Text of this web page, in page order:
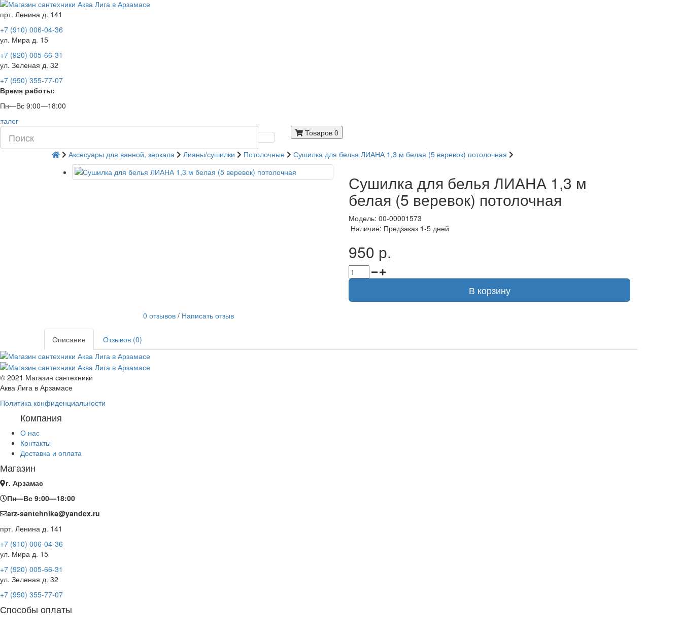
прт. Ленина д. 141
+7 (910) 006-04-36
ул. Мира д. 15
+7 (920) 005-66-31
ул. Зеленая д. 32
+7 (950) 355-77-07
Время работы:
Пн—Вс 9:00—18:00
Товаров 0
Аксесуары для ванной, зеркала Лианы/сушилки Потолочные Сушилка для белья ЛИАНА 1,3 м белая (5 веревок) потолочная
Сушилка для белья ЛИАНА 1,3 м
белая (5 веревок) потолочная
Модель: 00-00001573
Наличие: Предзаказ 1-5 дней
950 р.
В корзину
0 отзывов / Написать отзыв
Описание Отзывов (0)
© 2021 Магазин сантехники
Аква Лига в Арзамасе
Политика конфиденциальности
Компания
О нас
Контакты
Доставка и оплата
Магазин
г. Арзамас
Пн—Вс 9:00—18:00
arz-santehnika@yandex.ru
прт. Ленина д. 141
+7 (910) 006-04-36
ул. Мира д. 15
+7 (920) 005-66-31
ул. Зеленая д. 32
+7 (950) 355-77-07
Способы оплаты